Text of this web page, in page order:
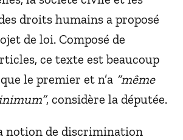
droits humains a proposé
de loi. Composé de
ce texte est beaucoup
le premier et n’a “même
, considère la députée.
notion de discrimination